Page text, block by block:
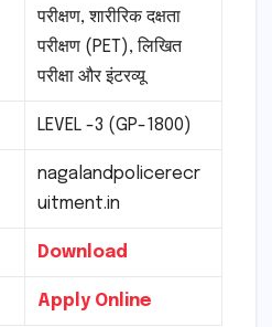
परीक्षण, शारीरिक दक्षता
परीक्षण (PET), लिखित
परीक्षा और इंटरव्यू
LEVEL -3 (GP-1800)
nagalandpolicerecr
uitment.in
Download
Apply Online